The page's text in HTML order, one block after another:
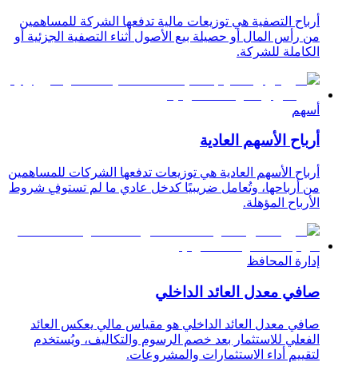
أرباح التصفية هي توزيعات مالية تدفعها الشركة للمساهمين
من رأس المال أو حصيلة بيع الأصول أثناء التصفية الجزئية أو
الكاملة للشركة.
أسهم
أرباح الأسهم العادية
أرباح الأسهم العادية هي توزيعات تدفعها الشركات للمساهمين
من أرباحها، وتُعامل ضريبيًا كدخل عادي ما لم تستوفِ شروط
الأرباح المؤهلة.
إدارة المحافظ
صافي معدل العائد الداخلي
صافي معدل العائد الداخلي هو مقياس مالي يعكس العائد
الفعلي للاستثمار بعد خصم الرسوم والتكاليف، ويُستخدم
لتقييم أداء الاستثمارات والمشروعات.